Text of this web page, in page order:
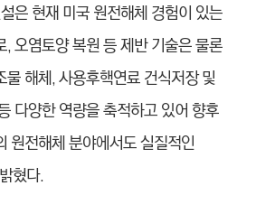
은 현재 미국 원전해체 경험이 있는
오염토양 복원 등 제반 기술은 물론
해체, 사용후핵연료 건식저장 및
다양한 역량을 축적하고 있어 향후
원전해체 분야에서도 실질적인
혔다.